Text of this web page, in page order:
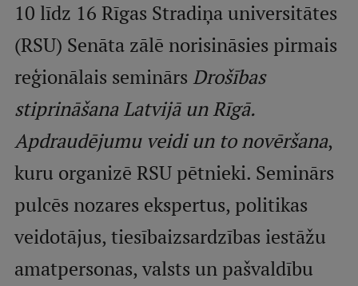
Pamatstudiju programmas
Maģistra studiju programmas
Doktorantūra
Rezidentūra
Uzņemšana
Praktiska informācija
Par RSU
10 līdz 16 Rīgas Stradiņa universitātes
(RSU) Senāta zālē norisināsies pirmais
reģionālais seminārs Drošības
stiprināšana Latvijā un Rīgā.
Apdraudējumu veidi un to novēršana,
kuru organizē RSU pētnieki. Seminārs
pulcēs nozares ekspertus, politikas
veidotājus, tiesībaizsardzības iestāžu
amatpersonas, valsts un pašvaldību